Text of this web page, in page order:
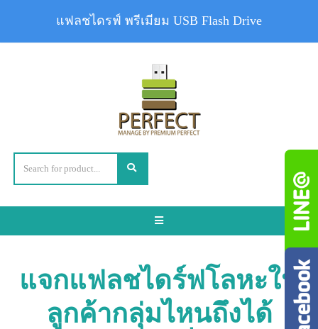
Toggle
แจกแฟลชไดร์ฟโลหะให้
ลูกค้ากลุ่มไหนถึงได้
แฟลชไดรฟ์ พรีเมียม USB Flash Drive